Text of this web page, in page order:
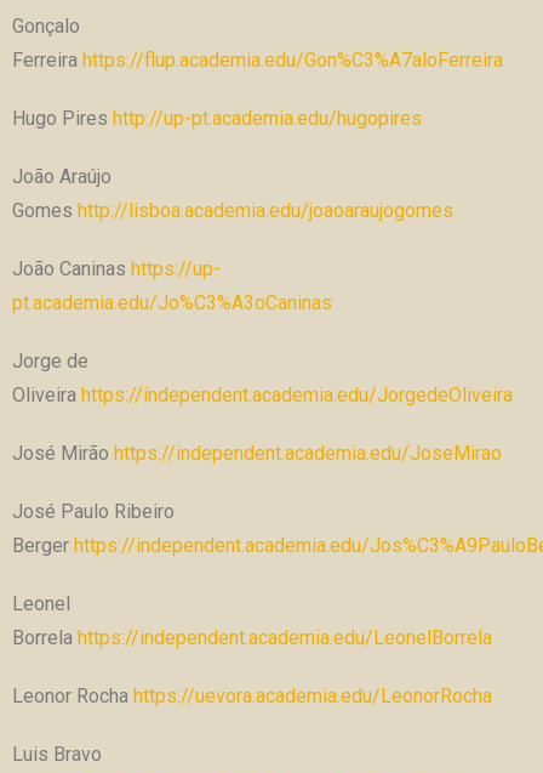
Gonçalo
Ferreira https://flup.academia.edu/Gon%C3%A7aloFerreira
Hugo Pires http://up-pt.academia.edu/hugopires
João Araújo
Gomes http://lisboa.academia.edu/joaoaraujogomes
João Caninas https://up-
pt.academia.edu/Jo%C3%A3oCaninas
Jorge de
Oliveira https://independent.academia.edu/JorgedeOliveira
José Mirão https://independent.academia.edu/JoseMirao
José Paulo Ribeiro
Berger https://independent.academia.edu/
Leonel
Borrela https://independent.academia.edu/LeonelBorrela
Leonor Rocha https://uevora.academia.edu/LeonorRocha
Luis Bravo